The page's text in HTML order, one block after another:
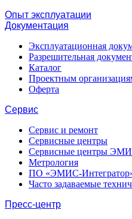
Опыт эксплуатации
Документация
Эксплуатационная
Разрешительная
Каталог
Проектным
Оферта
Сервис
Сервис и ремонт
Сервисные центры
Сервисные центры
Метрология
ПО «ЭМИС-
Часто задаваемые
Пресс-центр